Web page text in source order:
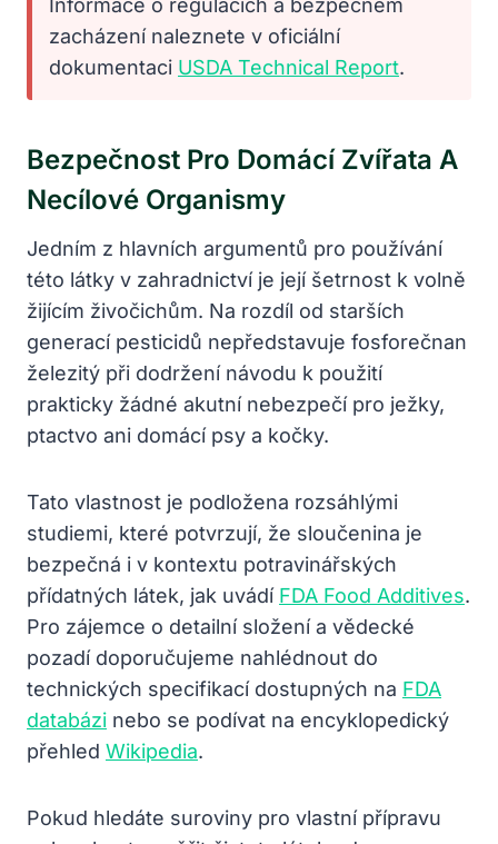
zacházení naleznete v oficiální
dokumentaci USDA Technical Report.
Bezpečnost Pro Domácí Zvířata A
Necílové Organismy
Jedním z hlavních argumentů pro používání
této látky v zahradnictví je její šetrnost k volně
žijícím živočichům. Na rozdíl od starších
generací pesticidů nepředstavuje fosforečnan
železitý při dodržení návodu k použití
prakticky žádné akutní nebezpečí pro ježky,
ptactvo ani domácí psy a kočky.
Tato vlastnost je podložena rozsáhlými
studiemi, které potvrzují, že sloučenina je
bezpečná i v kontextu potravinářských
přídatných látek, jak uvádí FDA Food Additives.
Pro zájemce o detailní složení a vědecké
pozadí doporučujeme nahlédnout do
technických specifikací dostupných na FDA
databázi nebo se podívat na encyklopedický
přehled Wikipedia.
Pokud hledáte suroviny pro vlastní přípravu